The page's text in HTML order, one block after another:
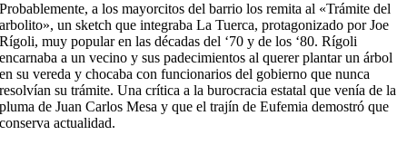
Probablemente, a los mayorcitos del barrio los remita al «Trámite del
arbolito», un sketch que integraba La Tuerca, protagonizado por Joe
Rígoli, muy popular en las décadas del ‘70 y de los ‘80. Rígoli
encarnaba a un vecino y sus padecimientos al querer plantar un árbol
en su vereda y chocaba con funcionarios del gobierno que nunca
resolvían su trámite. Una crítica a la burocracia estatal que venía de la
pluma de Juan Carlos Mesa y que el trajín de Eufemia demostró que
conserva actualidad.